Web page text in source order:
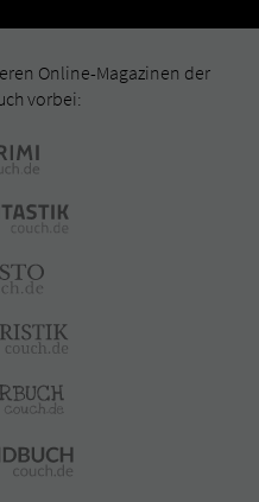
Online-Magazinen der
vorbei: